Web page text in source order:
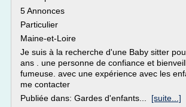
5 Annonces
Particulier
Maine-et-Loire
Je suis à la recherche d'une Baby sitter
ans . une personne de confiance et
fumeuse. avec une expérience avec les
me contacter
Publiée dans: Gardes d'enfants... [suite...]